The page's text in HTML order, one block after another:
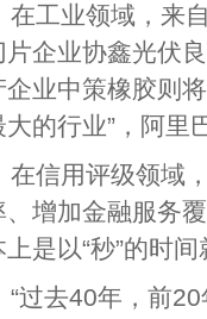
在工业领域，来
片企业协鑫光伏
企业中策橡胶则
大的行业”，阿
在信用评级领域
、增加金融服务
上是以“秒”的
“过去40年，前